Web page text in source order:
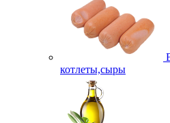
котлеты,сыры